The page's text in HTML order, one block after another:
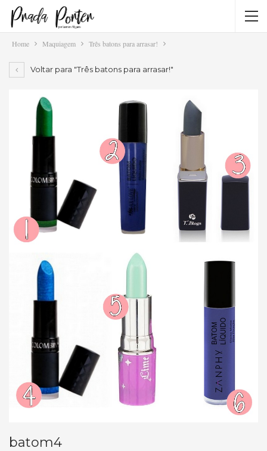
Home Maquiagem Três batons para arrasar!
Voltar para "Três batons para arrasar!"
batom4